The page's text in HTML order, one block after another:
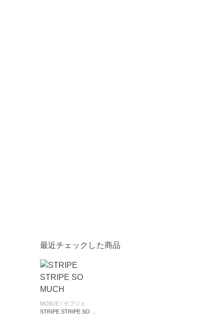
最近チェックした商品
MOBJE / モブジェ